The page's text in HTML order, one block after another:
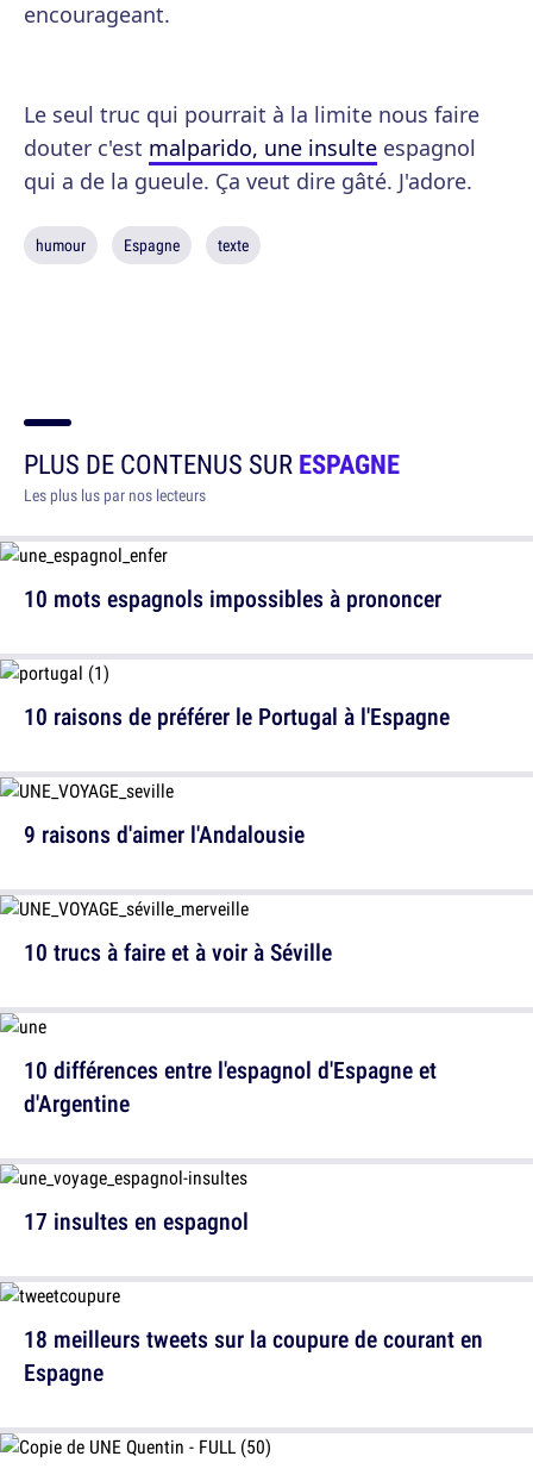
encourageant.
Le seul truc qui pourrait à la limite nous faire
douter c'est malparido, une insulte espagnol
qui a de la gueule. Ça veut dire gâté. J'adore.
humour Espagne texte
PLUS DE CONTENUS SURESPAGNE
Les plus lus par nos lecteurs
10 mots espagnols impossibles à prononcer
9 raisons d'aimer l'Andalousie
10 différences entre l'espagnol d'Espagne et
d'Argentine
18 meilleurs tweets sur la coupure de courant en
Espagne
10 raisons de préférer le Portugal à l'Espagne
10 trucs à faire et à voir à Séville
17 insultes en espagnol